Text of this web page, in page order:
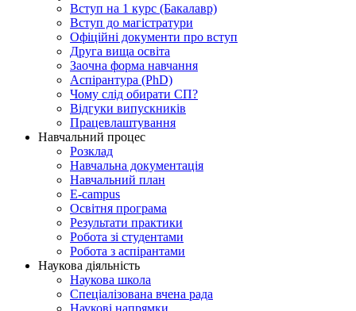
Вступ на 1 курс (Бакалавр)
Вступ до магістратури
Офіційні документи про вступ
Друга вища освіта
Заочна форма навчання
Aспірантура (PhD)
Чому слід обирати СП?
Відгуки випускників
Працевлаштування
Навчальний процес
Розклад
Навчальна документація
Навчальний план
E-campus
Освітня програма
Результати практики
Робота зі студентами
Робота з аспірантами
Наукова діяльність
Наукова школа
Спеціалізована вчена рада
Наукові напрямки